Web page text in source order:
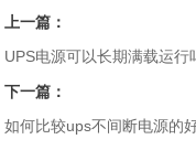
上一篇：
UPS电源可以长期满载运行
下一篇：
如何比较ups不间断电源的